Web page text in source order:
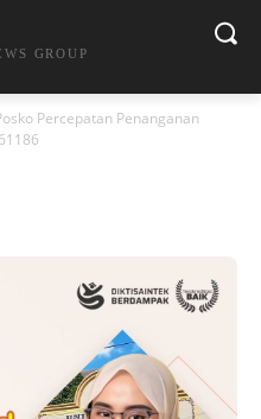
GROUP
Percepatan Penanganan